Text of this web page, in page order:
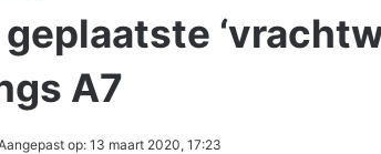
A7
op: 13 maart 2020, 17:23